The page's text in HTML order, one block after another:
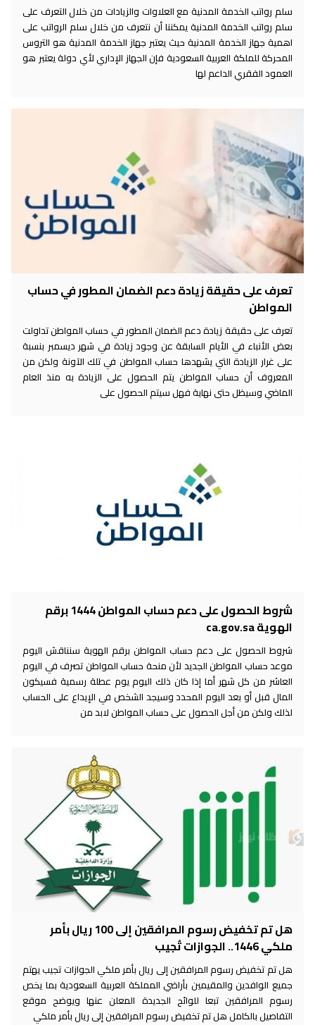
سلم رواتب الخدمة المدنية مع العلاوات والزيادات من خلال التعرف على
سلم رواتب الخدمة المدنية يمكننا أن نتعرف من خلال سلم الرواتب على
اهمية جهاز الخدمة المدنية حيث يعتبر جهاز الخدمة المدنية هو التروس
المحركة للملكة العربية السعودية فإن الجهاز الإداري لأي دولة يعتبر هو
العمود الفقري الداعم لها
تعرف على حقيقة زيادة دعم الضمان المطور في حساب
المواطن
تعرف على حقيقة زيادة دعم الضمان المطور في حساب المواطن تداولت
بعض الأنباء في الأيام السابقة عن وجود زيادة في شهر ديسمبر بنسبة
على غرار الزيادة التي يشهدها حساب المواطن في تلك الآونة ولكن من
المعروف أن حساب المواطن يتم الحصول على الزيادة به منذ العام
الماضي وسيظل حتى نهاية فهل سيتم الحصول على
شروط الحصول على دعم حساب المواطن 1444 برقم
الهوية ca.gov.sa
شروط الحصول على دعم حساب المواطن برقم الهوية سنناقش اليوم
موعد حساب المواطن الجديد لأن منحة حساب المواطن تصرف في اليوم
العاشر من كل شهر أما إذا كان ذلك اليوم يوم عطلة رسمية فسيكون
المال قبل أو بعد اليوم المحدد وسيجد الشخص في الإيداع على الحساب
لذلك ولكن من أجل الحصول على حساب المواطن لابد من
هل تم تخفيض رسوم المرافقين إلى 100 ريال بأمر
ملكي 1446.. الجوازات تُجيب
هل تم تخفيض رسوم المرافقين إلى ريال بأمر ملكي الجوازات تجيب يهتم
جميع الوافدين والمقيمين بأراضي المملكة العربية السعودية بما يخص
رسوم المرافقين تبعا للوائح الجديدة المعلن عنها ويوضح موقع
التفاصيل بالكامل هل تم تخفيض رسوم المرافقين إلى ريال بأمر ملكي